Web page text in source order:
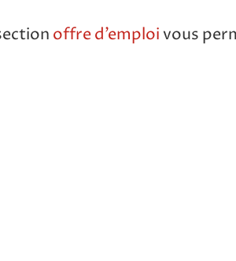
offre d’emploivous